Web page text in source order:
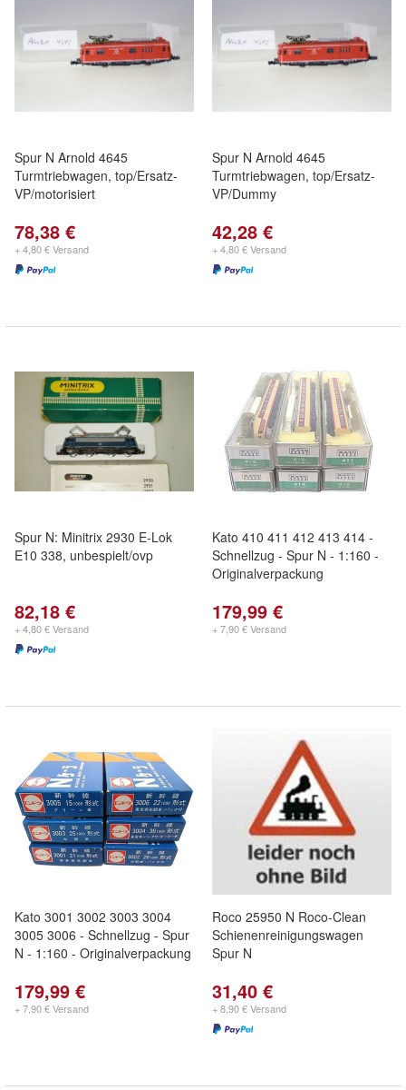
Spur N Arnold 4645
Turmtriebwagen, top/Ersatz-
VP/motorisiert
78,38 €
+ 4,80 € Versand
Spur N Arnold 4645
Turmtriebwagen, top/Ersatz-
VP/Dummy
42,28 €
+ 4,80 € Versand
Spur N: Minitrix 2930 E-Lok
E10 338, unbespielt/ovp
82,18 €
+ 4,80 € Versand
Kato 410 411 412 413 414 -
Schnellzug - Spur N - 1:160 -
Originalverpackung
179,99 €
+ 7,90 € Versand
Kato 3001 3002 3003 3004
3005 3006 - Schnellzug - Spur
N - 1:160 - Originalverpackung
179,99 €
+ 7,90 € Versand
Roco 25950 N Roco-Clean
Schienenreinigungswagen
Spur N
31,40 €
+ 8,90 € Versand